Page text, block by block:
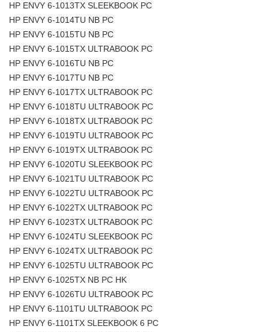
HP ENVY 6-1013TX SLEEKBOOK PC
HP ENVY 6-1014TU NB PC
HP ENVY 6-1015TU NB PC
HP ENVY 6-1015TX ULTRABOOK PC
HP ENVY 6-1016TU NB PC
HP ENVY 6-1017TU NB PC
HP ENVY 6-1017TX ULTRABOOK PC
HP ENVY 6-1018TU ULTRABOOK PC
HP ENVY 6-1018TX ULTRABOOK PC
HP ENVY 6-1019TU ULTRABOOK PC
HP ENVY 6-1019TX ULTRABOOK PC
HP ENVY 6-1020TU SLEEKBOOK PC
HP ENVY 6-1021TU ULTRABOOK PC
HP ENVY 6-1022TU ULTRABOOK PC
HP ENVY 6-1022TX ULTRABOOK PC
HP ENVY 6-1023TX ULTRABOOK PC
HP ENVY 6-1024TU SLEEKBOOK PC
HP ENVY 6-1024TX ULTRABOOK PC
HP ENVY 6-1025TU ULTRABOOK PC
HP ENVY 6-1025TX NB PC HK
HP ENVY 6-1026TU ULTRABOOK PC
HP ENVY 6-1101TU ULTRABOOK PC
HP ENVY 6-1101TX SLEEKBOOK 6 PC